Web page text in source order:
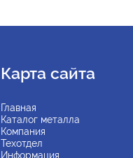
Карта сайта
Главная
Каталог металла
Компания
Техотдел
Информация